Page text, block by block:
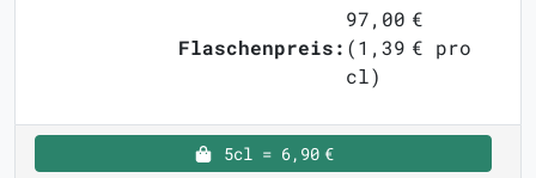
Flaschenpreis:
97,00 €
(1,39 € pro
cl)
5cl = 6,90 €